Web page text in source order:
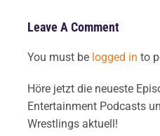
Leave A Comment
You must be logged in to
Höre jetzt die neueste
Entertainment Podcasts
Wrestlings aktuell!